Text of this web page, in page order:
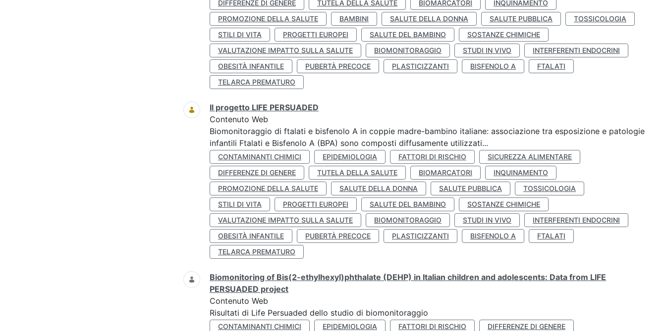
DIFFERENZE DI GENERE
TUTELA DELLA SALUTE BIOMARCATORI
INQUINAMENTO
PROMOZIONE DELLA SALUTE
BAMBINI SALUTE DELLA DONNA SALUTE PUBBLICA
TOSSICOLOGIA
STILI DI VITA
PROGETTI EUROPEI SALUTE DEL BAMBINO
SOSTANZE CHIMICHE
VALUTAZIONE IMPATTO SULLA SALUTE
BIOMONITORAGGIO STUDI IN VIVO
INTERFERENTI ENDOCRINI
OBESITÀ INFANTILE
PUBERTÀ PRECOCE PLASTICIZZANTI BISFENOLO A
FTALATI
TELARCA PREMATURO
Il progetto LIFE PERSUADED
Contenuto Web
Biomonitoraggio di ftalati e bisfenolo A in coppie madre-bambino italiane: associazione tra esposizione e patologie
infantili Ftalati e Bisfenolo A (BPA) sono composti diffusamente utilizzati...
CONTAMINANTI CHIMICI EPIDEMIOLOGIA FATTORI DI RISCHIO
SICUREZZA ALIMENTARE
DIFFERENZE DI GENERE
TUTELA DELLA SALUTE BIOMARCATORI
INQUINAMENTO
PROMOZIONE DELLA SALUTE
SALUTE DELLA DONNA SALUTE PUBBLICA
TOSSICOLOGIA
STILI DI VITA
PROGETTI EUROPEI SALUTE DEL BAMBINO
SOSTANZE CHIMICHE
VALUTAZIONE IMPATTO SULLA SALUTE
BIOMONITORAGGIO STUDI IN VIVO
INTERFERENTI ENDOCRINI
OBESITÀ INFANTILE
PUBERTÀ PRECOCE PLASTICIZZANTI BISFENOLO A
FTALATI
TELARCA PREMATURO
Biomonitoring of Bis(2-ethylhexyl)phthalate (DEHP) in Italian children and adolescents: Data from LIFE
PERSUADED project
Contenuto Web
Risultati di Life Persuaded dello studio di biomonitoraggio
CONTAMINANTI CHIMICI EPIDEMIOLOGIA FATTORI DI RISCHIO
DIFFERENZE DI GENERE